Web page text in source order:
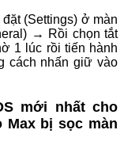
(Settings) ở màn
→ Rồi chọn tắt
1 lúc rồi tiến hành
cách nhấn giữ vào
mới nhất cho
Max bị sọc màn